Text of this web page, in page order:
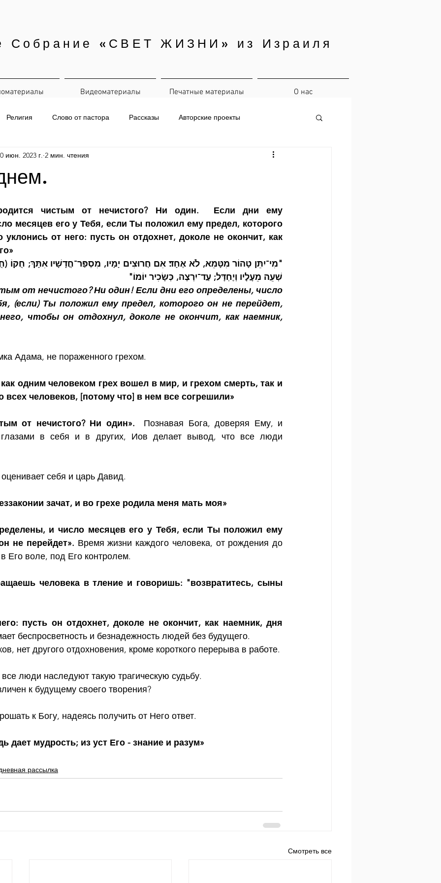
Собрание «СВЕТ ЖИЗНИ» из Израиля
Видеоматериалы Печатные материалы О нас
Религия Слово от пастора Рассказы Авторские проекты
рассылка
июн. 2023 г. 2 мин. чтения
чистым от нечистого? Ни один.  Если дни ему
месяцев его у Тебя, если Ты положил ему предел, которого
уклонись от него: пусть он отдохнет, доколе не окончит, как
שְׁעֵה מֵעָלָיו וְיֶחְדָּל; עַד־יִרְצֶה, כְּשָׂכִיר יוֹמוֹ"
от нечистого? Ни один! Если дни его определены, число
(если) Ты положил ему предел, которого он не перейдет,
чтобы он отдохнул, доколе не окончит, как наемник,
Адама, не пораженного грехом.
одним человеком грех вошел в мир, и грехом смерть, так и
всех человеков, [потому что] в нем все согрешили»
от нечистого? Ни один».
  Познавая Бога, доверяя Ему, и
глазами в себя и в других, Иов делает вывод, что все люди
себя и царь Давид.
зачат, и во грехе родила меня мать моя»
и число месяцев его у Тебя, если Ты положил ему
не перейдет». Время жизни каждого человека, от рождения до
Его воле, под Его контролем.
человека в тление и говоришь: "возвратитесь, сыны
пусть он отдохнет, доколе не окончит, как наемник, дня
беспросветность и безнадежность людей без будущего.
нет другого отдохновения, кроме короткого перерыва в работе.
люди наследуют такую трагическую судьбу.
к будущему своего творения?
к Богу, надеясь получить от Него ответ.
дает мудрость; из уст Его - знание и разум»
рассылка
Смотреть все